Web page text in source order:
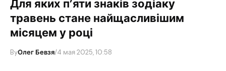
Для яких п’яти знаків зодіаку
травень стане найщасливішим
місяцем у році
ByОлег Бевзя/4 мая 2025, 10:58